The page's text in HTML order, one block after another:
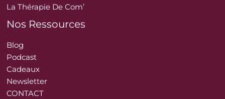
La Thérapie De Com’
Nos Ressources
Blog
Podcast
Cadeaux
Newsletter
CONTACT